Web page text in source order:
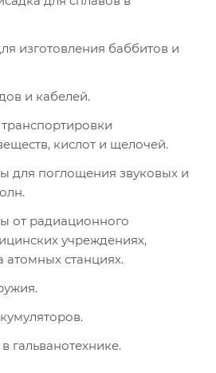
изготовления баббитов и
и кабелей.
кислот и щелочей.
для поглощения звуковых и
от радиационного
учреждениях,
атомных станциях.
гальванотехнике.